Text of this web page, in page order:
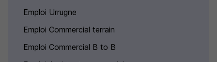
Emploi Urrugne
Emploi Commercial terrain
Emploi Commercial B to B